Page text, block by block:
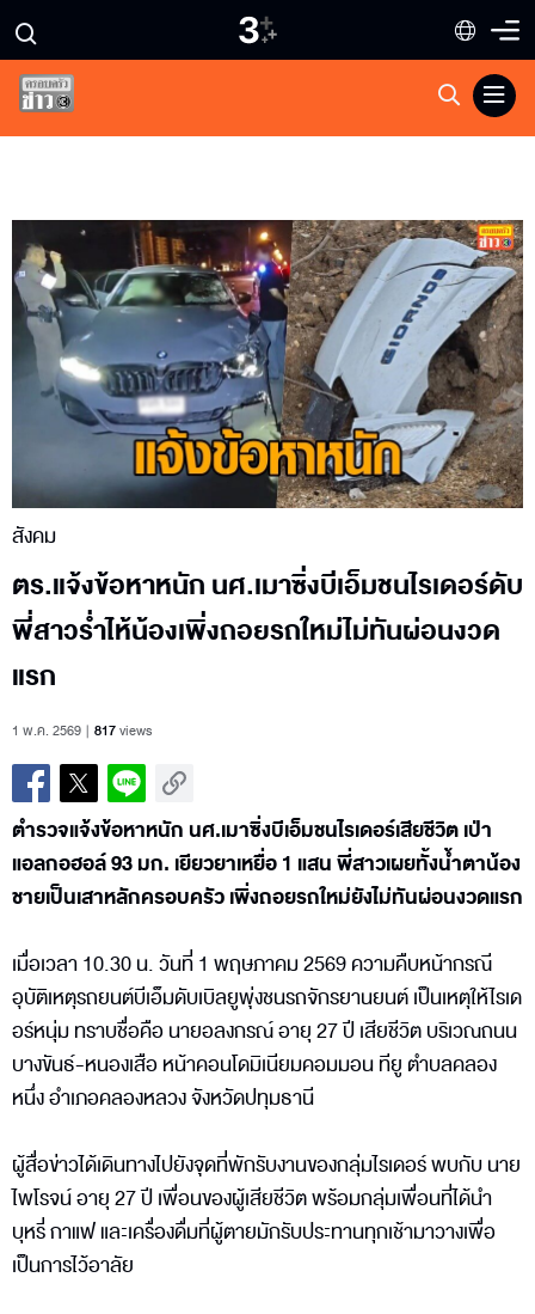
สังคม
ตร.แจ้งข้อหาหนัก นศ.เมาซิ่งบีเอ็มชนไรเดอร์ดับ
พี่สาวร่ำไห้น้องเพิ่งถอยรถใหม่ไม่ทันผ่อนงวด
แรก
1 พ.ค. 2569 817views
ตำรวจแจ้งข้อหาหนัก นศ.เมาซิ่งบีเอ็มชนไรเดอร์เสียชีวิต เป่า
แอลกอฮอล์ 93 มก. เยียวยาเหยื่อ 1 แสน พี่สาวเผยทั้งน้ำตาน้อง
ชายเป็นเสาหลักครอบครัว เพิ่งถอยรถใหม่ยังไม่ทันผ่อนงวดแรก
เมื่อเวลา 10.30 น. วันที่ 1 พฤษภาคม 2569 ความคืบหน้ากรณี
อุบัติเหตุรถยนต์บีเอ็มดับเบิลยูพุ่งชนรถจักรยานยนต์ เป็นเหตุให้ไรเด
อร์หนุ่ม ทราบชื่อคือ นายอลงกรณ์ อายุ 27 ปี เสียชีวิต บริเวณถนน
บางขันธ์-หนองเสือ หน้าคอนโดมิเนียมคอมมอน ทียู ตำบลคลอง
หนึ่ง อำเภอคลองหลวง จังหวัดปทุมธานี
ผู้สื่อข่าวได้เดินทางไปยังจุดที่พักรับงานของกลุ่มไรเดอร์ พบกับ นาย
ไพโรจน์ อายุ 27 ปี เพื่อนของผู้เสียชีวิต พร้อมกลุ่มเพื่อนที่ได้นำ
บุหรี่ กาแฟ และเครื่องดื่มที่ผู้ตายมักรับประทานทุกเช้ามาวางเพื่อ
เป็นการไว้อาลัย